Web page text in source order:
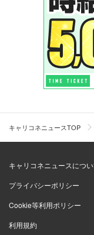
キャリコネニュースTOP
キャリコネニュースにつ
プライバシーポリシー
Cookie等利用ポリシー
利用規約